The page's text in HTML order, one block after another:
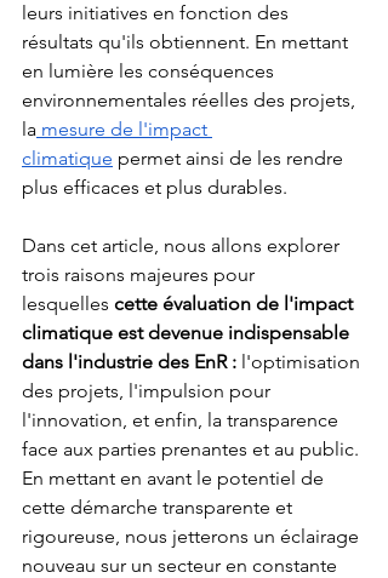
leurs initiatives en fonction des
résultats qu'ils obtiennent. En mettant
en lumière les conséquences
environnementales réelles des projets,
la mesure de l'impact
climatique permet ainsi de les rendre
plus efficaces et plus durables.
Dans cet article, nous allons explorer
trois raisons majeures pour
lesquelles cette évaluation de l'impact
climatique est devenue indispensable
dans l'industrie des EnR : l'optimisation
des projets, l'impulsion pour
l'innovation, et enfin, la transparence
face aux parties prenantes et au public.
En mettant en avant le potentiel de
cette démarche transparente et
rigoureuse, nous jetterons un éclairage
nouveau sur un secteur en constante